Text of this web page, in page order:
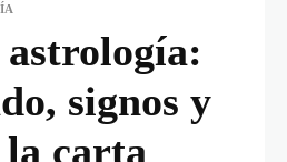
signos y
la carta